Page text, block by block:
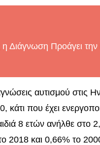
Προάγει την
αυτισμού στις
κάτι που έχει
8 ετών ανήλθε στο
2018 και 0,66% το